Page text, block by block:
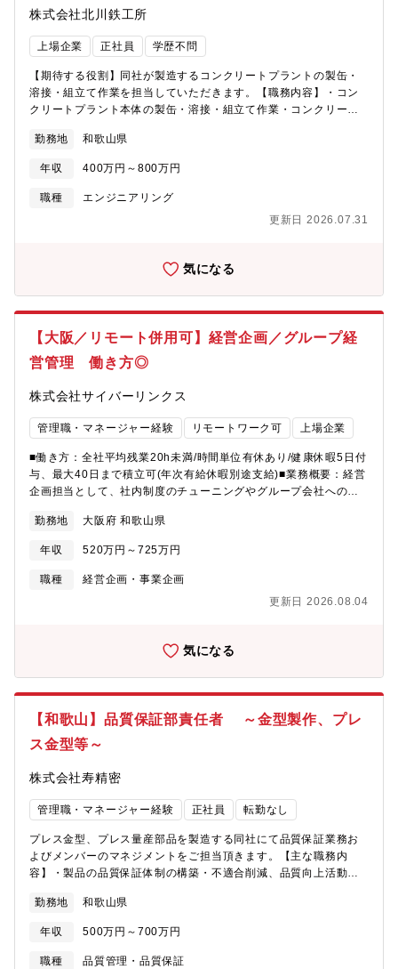
株式会社北川鉄工所
上場企業 正社員 学歴不問
【期待する役割】同社が製造するコンクリートプラントの製缶・
溶接・組立て作業を担当していただきます。【職務内容】・コン
クリートプラント本体の製缶・溶接・組立て作業・コンクリート
製化に伴う増員求人で、今後の生産性拡大とリードタイム短縮を
意図しています。
勤務地 和歌山県
年収 400万円～800万円
職種
エンジニアリング
更新日 2026.07.31
気になる
【大阪／リモート併用可】経営企画／グループ経
営管理 働き方◎
株式会社サイバーリンクス
管理職・マネージャー経験 リモートワーク可 上場企業
■働き方：全社平均残業20h未満/時間単位有休あり/健康休暇5日付
与、最大40日まで積立可(年次有給休暇別途支給)■業務概要：経営
企画担当として、社内制度のチューニングやグループ会社への導
制度の整備、グループ経営管理の推進をお任せしたく考えており
ます。■具体的には：・全社的な予算実績比較および分析・事業全
般に関する情報の収集、調査および分析・中長期の事業戦略の立
案・事業ポートフォリオの最適化に関する業務◇当社が大切にし
員経営戦略 ～サイバーセル経営～」を掲げております。「経営
を絞り活動できる企業のほうがきっと強くなれるはず」という考
えのもと、組織をサイバーセルと呼ばれる小さなグループに細分
化し、スタッフ一人ひとりが自分の活動の結果を捉えやすくする
ことで、全員が経営に参加することを目指しています。＜グルー
プ経営に関する下記内容＞■企業概要：1964年設立以来、情報処
理、通信制御を主軸に事業を展開。現在は下記４事業を柱として
います。自社開発のクラウドサービスを導入から運用まで幅広く
流通クラウド事業…食品小売業・加工食品卸売業・専門店業等向
庁クラウド事業…地方自治体向けシステムや、小中学校・医療機
カードやブロックチェーンを活用したトラストサービスを提供。
タイムスタンプ・公的基盤・電子委任状の認証認定局の運営・モ
バイルネットワーク事業…充実したモバイルライフをサポート、
NTTドコモの携帯電話販売代理店業務（ドコモショップ）■特徴：
業です。既成の価値観に拘らない自由な発想でシステムを検討す
ぞれの技術を駆使し、人々が安心して暮らせる生活環境の確立を
勤務地 大阪府 和歌山県
年収 520万円～725万円
職種
経営企画・事業企画
更新日 2026.08.04
気になる
【和歌山】品質保証部責任者 ～金型製作、プレ
ス金型等～
株式会社寿精密
管理職・マネージャー経験 正社員 転勤なし
プレス金型、プレス量産部品を製造する同社にて品質保証業務お
よびメンバーのマネジメントをご担当頂きます。【主な職務内
容】・製品の品質保証体制の構築・不適合削減、品質向上活動の
（原因調査＆対策検討及び実施）・メンバーのマネジメント・
ISO9001（品質）＆14001（環境）に関する業務【募集背景】同
社では工程ごとに検査担当を配置していますが、組織全体として
の最適化にはまだ課題があります。生産全体を俯瞰し、複数工程
勤務地 和歌山県
年収 500万円～700万円
職種 品質管理・品質保証